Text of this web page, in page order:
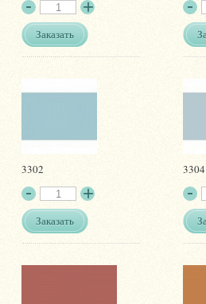
Заказать
3302
Заказать
3304